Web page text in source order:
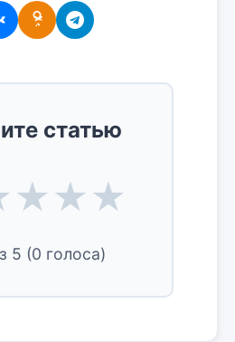
статью
★ ★ ★
5 (0 голоса)